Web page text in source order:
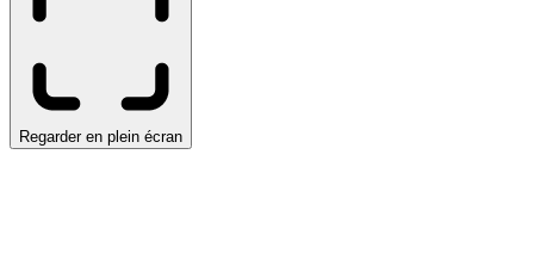
Regarder en plein écran